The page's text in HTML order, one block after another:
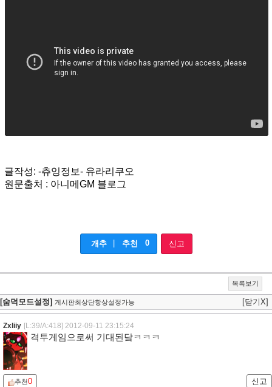
글작성: -츄잉정보- 유라리쿠오
원문출처 : 아니메GM 블로그
개추 추천 0 신고
목록보기
[숨덕모드설정] 게시판최상단항상설정가능 [닫기X]
Zxliiy [L:39/A:418] 2012-09-11 23:15:24
격투게임으로써 기대된닼ㅋㅋㅋ
추천0 신고